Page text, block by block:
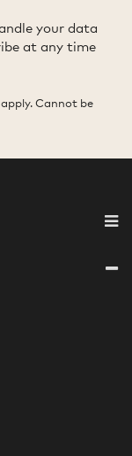
your data
at any time
Cannot be